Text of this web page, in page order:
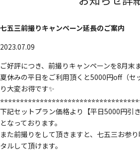
七五三前撮りキャンペーン延長のご案内
2023.07.09
ご好評につき、前撮りキャンペーンを8月末
夏休みの平日をご利用頂くと5000円off（セ
り大変お得です✨
下記セットプラン価格より【平日5000円引
となっております。
また前撮りをして頂きますと、七五三お参
タルして頂けます。